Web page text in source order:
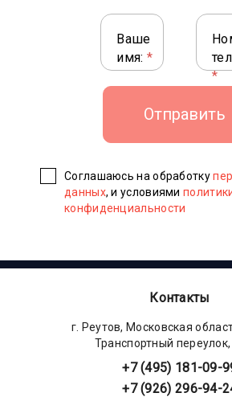
Ваше
имя: *
*
Соглашаюсь на обработку
данных, и условиями
конфиденциальности
Контакты
г. Реутов, Московская
Транспортный
+7 (495) 181-09-
+7 (926) 296-94-